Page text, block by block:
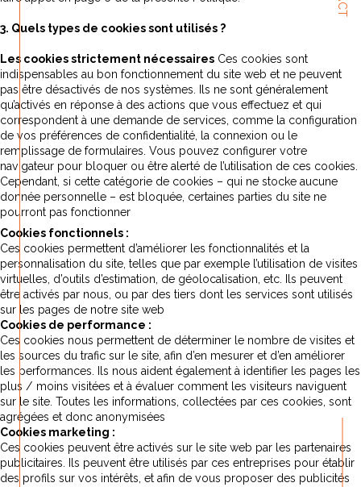
3. Quels types de cookies sont utilisés ?
Les cookies strictement nécessaires Ces cookies sont
indispensables au bon fonctionnement du site web et ne peuvent
pas être désactivés de nos systèmes. Ils ne sont généralement
qu’activés en réponse à des actions que vous effectuez et qui
correspondent à une demande de services, comme la configuration
de vos préférences de confidentialité, la connexion ou le
remplissage de formulaires. Vous pouvez configurer votre
navigateur pour bloquer ou être alerté de l’utilisation de ces cookies.
Cependant, si cette catégorie de cookies – qui ne stocke aucune
donnée personnelle – est bloquée, certaines parties du site ne
pourront pas fonctionner
Cookies fonctionnels :
Ces cookies permettent d’améliorer les fonctionnalités et la
personnalisation du site, telles que par exemple l’utilisation de visites
virtuelles, d’outils d’estimation, de géolocalisation, etc. Ils peuvent
être activés par nous, ou par des tiers dont les services sont utilisés
sur les pages de notre site web
Cookies de performance :
Ces cookies nous permettent de déterminer le nombre de visites et
les sources du trafic sur le site, afin d’en mesurer et d’en améliorer
les performances. Ils nous aident également à identifier les pages les
plus / moins visitées et à évaluer comment les visiteurs naviguent
sur le site. Toutes les informations, collectées par ces cookies, sont
agrégées et donc anonymisées
Cookies marketing :
Ces cookies peuvent être activés sur le site web par les partenaires
publicitaires. Ils peuvent être utilisés par ces entreprises pour établir
des profils sur vos intérêts, et afin de vous proposer des publicités